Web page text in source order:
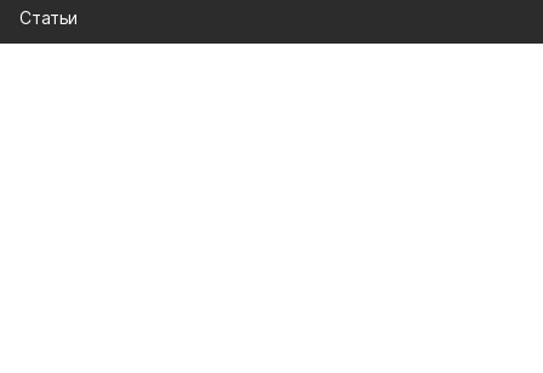
Статьи
Культура